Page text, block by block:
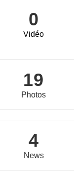
0
Vidéo
19
Photos
4
News